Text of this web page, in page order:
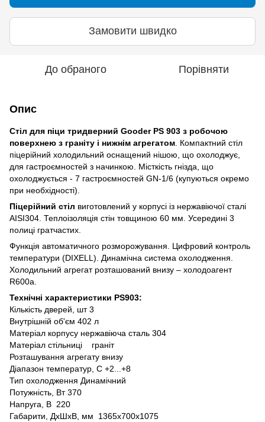
Замовити швидко
До обраного Порівняти
Опис
Стіл для піци тридверний Gooder PS 903 з робочою
поверхнею з граніту і нижнім агрегатом . Компактний стіл
піцерійний холодильний оснащений нішою, що охолоджує,
для гастроємностей з начинкою. Місткість гнізда, що
охолоджується - 7 гастроємностей GN-1/6 (купуються окремо
при необхідності).
Піцерійний стіл виготовлений у корпусі із нержавіючої сталі
AISI304. Теплоізоляція стін товщиною 60 мм. Усередині 3
полиці гратчастих.
Функція автоматичного розморожування. Цифровий контроль
температури (DIXELL). Динамічна система охолодження.
Холодильний агрегат розташований внизу – холодоагент
R600a.
Технічні характеристики PS903:
Кількість дверей, шт 3
Внутрішній об'єм 402 л
Матеріал корпусу нержавіюча сталь 304
Матеріал стільниці граніт
Розташування агрегату внизу
Діапазон температур, С +2...+8
Тип охолодження Динамічний
Потужність, Вт 370
Напруга, В 220
Габарити, ДхШхВ, мм 1365х700х1075